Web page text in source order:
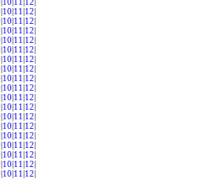
|10|11|12|
|10|11|12|
|10|11|12|
|10|11|12|
|10|11|12|
|10|11|12|
|10|11|12|
|10|11|12|
|10|11|12|
|10|11|12|
|10|11|12|
|10|11|12|
|10|11|12|
|10|11|12|
|10|11|12|
|10|11|12|
|10|11|12|
|10|11|12|